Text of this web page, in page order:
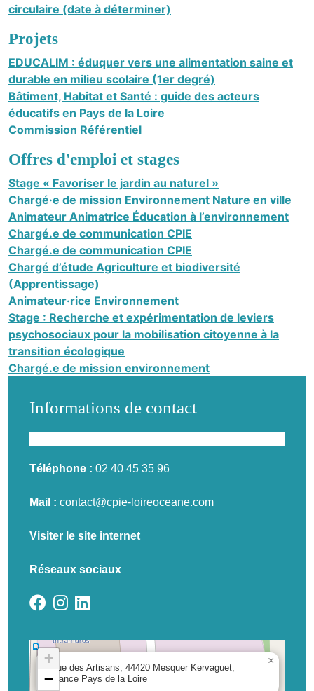
circulaire (date à déterminer)
Projets
EDUCALIM : éduquer vers une alimentation saine et
durable en milieu scolaire (1er degré)
Bâtiment, Habitat et Santé : guide des acteurs
éducatifs en Pays de la Loire
Commission Référentiel
Offres d'emploi et stages
Stage « Favoriser le jardin au naturel »
Chargé·e de mission Environnement Nature en ville
Animateur Animatrice Éducation à l’environnement
Chargé.e de communication CPIE
Chargé.e de communication CPIE
Chargé d’étude Agriculture et biodiversité
(Apprentissage)
Animateur·rice Environnement
Stage : Recherche et expérimentation de leviers
psychosociaux pour la mobilisation citoyenne à la
transition écologique
Chargé.e de mission environnement
Informations de contact
Téléphone : 02 40 45 35 96
Mail : contact@cpie-loireoceane.com
Visiter le site internet
Réseaux sociaux
Rue des Artisans, 44420 Mesquer Kervaguet,
France Pays de la Loire
×
+
−